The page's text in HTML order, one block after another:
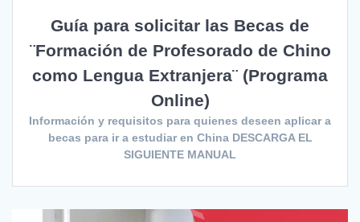
Guía para solicitar las Becas de
¨Formación de Profesorado de Chino
como Lengua Extranjera¨ (Programa
Online)
Información y requisitos para quienes deseen aplicar a
becas para ir a estudiar en China DESCARGA EL
SIGUIENTE MANUAL